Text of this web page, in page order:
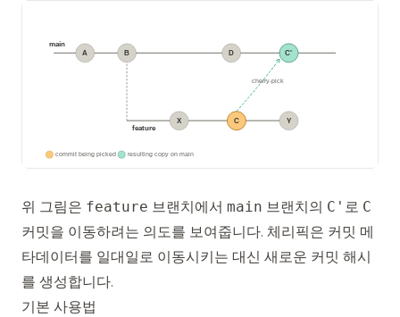
위 그림은 feature 브랜치에서 main 브랜치의 C' 로 C
커밋을 이동하려는 의도를 보여줍니다. 체리픽은 커밋 메
타데이터를 일대일로 이동시키는 대신 새로운 커밋 해시
를 생성합니다.
기본 사용법